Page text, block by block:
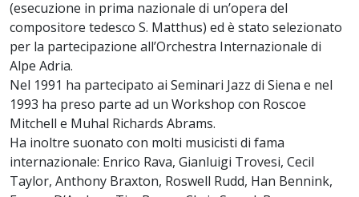
(esecuzione in prima nazionale di un’opera del
compositore tedesco S. Matthus) ed è stato selezionato
per la partecipazione all’Orchestra Internazionale di
Alpe Adria.
Nel 1991 ha partecipato ai Seminari Jazz di Siena e nel
1993 ha preso parte ad un Workshop con Roscoe
Mitchell e Muhal Richards Abrams.
Ha inoltre suonato con molti musicisti di fama
internazionale: Enrico Rava, Gianluigi Trovesi, Cecil
Taylor, Anthony Braxton, Roswell Rudd, Han Bennink,